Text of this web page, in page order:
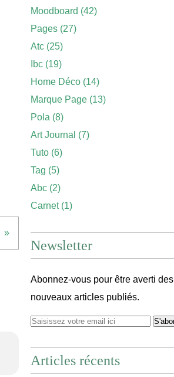
Moodboard (42)
Pages (27)
Atc (25)
Ibc (19)
Home Déco (14)
Marque Page (13)
Pola (8)
Art Journal (7)
Tuto (6)
Tag (5)
Abc (2)
Carnet(1)
Newsletter
Abonnez-vous pour être averti des
nouveaux articles publiés.
Articles récents